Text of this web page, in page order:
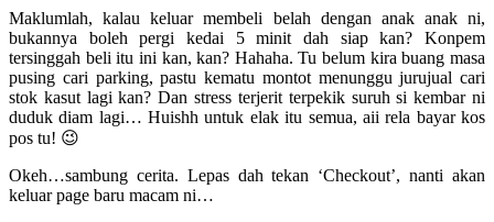
Maklumlah, kalau keluar membeli belah dengan anak anak ni,
bukannya boleh pergi kedai 5 minit dah siap kan? Konpem
tersinggah beli itu ini kan, kan? Hahaha. Tu belum kira buang masa
pusing cari parking, pastu kematu montot menunggu jurujual cari
stok kasut lagi kan? Dan stress terjerit terpekik suruh si kembar ni
duduk diam lagi… Huishh untuk elak itu semua, aii rela bayar kos
pos tu! 😉
Okeh…sambung cerita. Lepas dah tekan ‘Checkout’, nanti akan
keluar page baru macam ni…